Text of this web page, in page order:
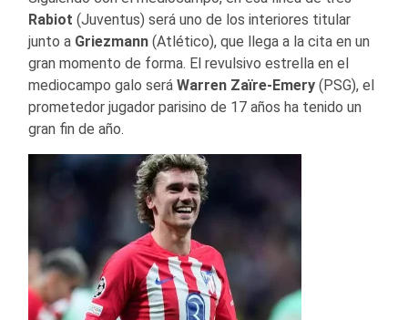
Rabiot (Juventus) será uno de los interiores titular
junto a Griezmann (Atlético), que llega a la cita en un
gran momento de forma. El revulsivo estrella en el
mediocampo galo será Warren Zaïre-Emery (PSG), el
prometedor jugador parisino de 17 años ha tenido un
gran fin de año.